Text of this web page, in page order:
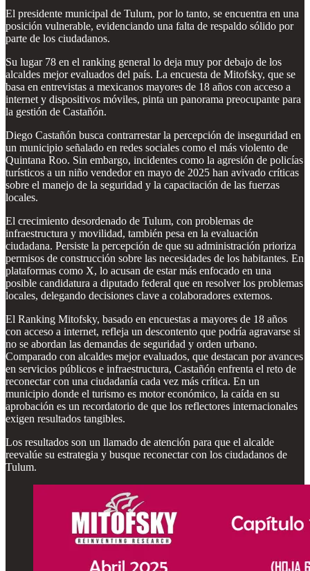
El presidente municipal de Tulum, por lo tanto, se encuentra en una
posición vulnerable, evidenciando una falta de respaldo sólido por
parte de los ciudadanos.
Su lugar 78 en el ranking general lo deja muy por debajo de los
alcaldes mejor evaluados del país. La encuesta de Mitofsky, que se
basa en entrevistas a mexicanos mayores de 18 años con acceso a
internet y dispositivos móviles, pinta un panorama preocupante para
la gestión de Castañón.
Diego Castañón busca contrarrestar la percepción de inseguridad en
un municipio señalado en redes sociales como el más violento de
Quintana Roo. Sin embargo, incidentes como la agresión de policías
turísticos a un niño vendedor en mayo de 2025 han avivado críticas
sobre el manejo de la seguridad y la capacitación de las fuerzas
locales.
El crecimiento desordenado de Tulum, con problemas de
infraestructura y movilidad, también pesa en la evaluación
ciudadana. Persiste la percepción de que su administración prioriza
permisos de construcción sobre las necesidades de los habitantes. En
plataformas como X, lo acusan de estar más enfocado en una
posible candidatura a diputado federal que en resolver los problemas
locales, delegando decisiones clave a colaboradores externos.
El Ranking Mitofsky, basado en encuestas a mayores de 18 años
con acceso a internet, refleja un descontento que podría agravarse si
no se abordan las demandas de seguridad y orden urbano.
Comparado con alcaldes mejor evaluados, que destacan por avances
en servicios públicos e infraestructura, Castañón enfrenta el reto de
reconectar con una ciudadanía cada vez más crítica. En un
municipio donde el turismo es motor económico, la caída en su
aprobación es un recordatorio de que los reflectores internacionales
exigen resultados tangibles.
Los resultados son un llamado de atención para que el alcalde
reevalúe su estrategia y busque reconectar con los ciudadanos de
Tulum.